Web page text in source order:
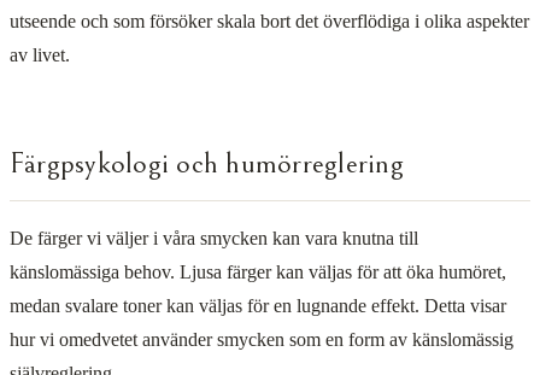
utseende och som försöker skala bort det överflödiga i olika aspekter
av livet.
Färgpsykologi och humörreglering
De färger vi väljer i våra smycken kan vara knutna till
känslomässiga behov. Ljusa färger kan väljas för att öka humöret,
medan svalare toner kan väljas för en lugnande effekt. Detta visar
hur vi omedvetet använder smycken som en form av känslomässig